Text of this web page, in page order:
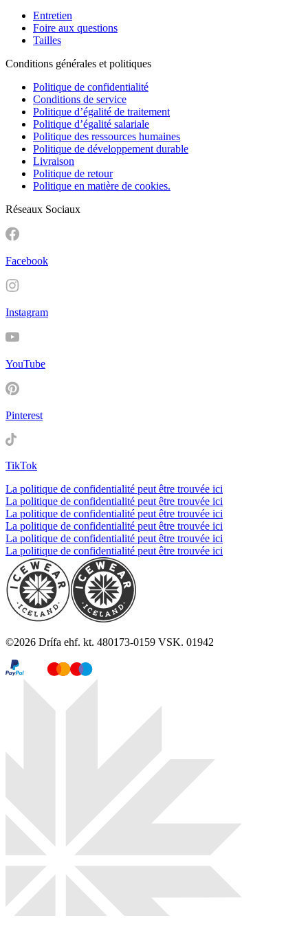
Entretien
Foire aux questions
Tailles
Conditions générales et politiques
Politique de confidentialité
Conditions de service
Politique d’égalité de traitement
Politique d’égalité salariale
Politique des ressources humaines
Politique de développement durable
Livraison
Politique de retour
Politique en matière de cookies.
Réseaux Sociaux
Facebook
Instagram
YouTube
Pinterest
TikTok
La politique de confidentialité peut être trouvée ici
La politique de confidentialité peut être trouvée ici
La politique de confidentialité peut être trouvée ici
La politique de confidentialité peut être trouvée ici
La politique de confidentialité peut être trouvée ici
La politique de confidentialité peut être trouvée ici
©2026 Drífa ehf. kt. 480173-0159 VSK. 01942